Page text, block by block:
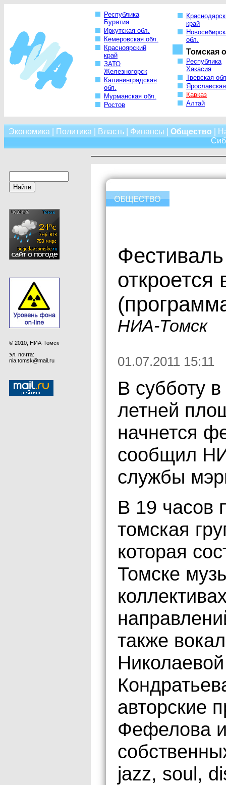
Республика
Бурятия
Иркутская обл.
Кемеровская обл.
Красноярский
край
ЗАТО
Железногорск
Калининградская
обл.
Мурманская обл.
Ростов
край
обл.
Томская
Республика
Хакасия
Тверская
Кавказ
Алтай
Экономика Политика Власть| Финансы Общество
© 2010, НИА-Томск
эл. почта:
nia.tomsk@mail.ru
откроется
НИА-Томск
01.07.2011 15:11
В субботу
летней
начнется
сообщил
службы
В 19 часов
томская
которая
Томске
также
авторские
Фефелова
jazz, soul,